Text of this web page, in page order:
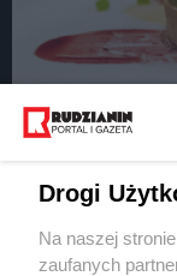
Restauracji
Wydawca mediów
Drogi
Na naszej
zaufanych